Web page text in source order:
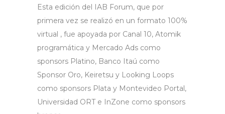
Esta edición del IAB Forum, que por
primera vez se realizó en un formato 100%
virtual , fue apoyada por Canal 10, Atomik
programática y Mercado Ads como
sponsors Platino, Banco Itaú como
Sponsor Oro, Keiretsu y Looking Loops
como sponsors Plata y Montevideo Portal,
Universidad ORT e InZone como sponsors